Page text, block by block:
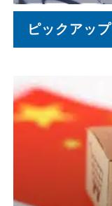
ピックアップ